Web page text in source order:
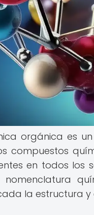
orgánica es
compuestos
en todos los
nomenclatura
la estructura